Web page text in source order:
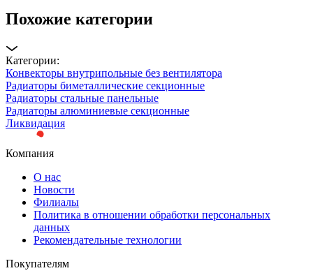
Похожие категории
Категории:
Конвекторы внутрипольные без вентилятора
Радиаторы биметаллические секционные
Радиаторы стальные панельные
Радиаторы алюминиевые секционные
Ликвидация
Компания
О нас
Новости
Филиалы
Политика в отношении обработки персональных
данных
Рекомендательные технологии
Покупателям